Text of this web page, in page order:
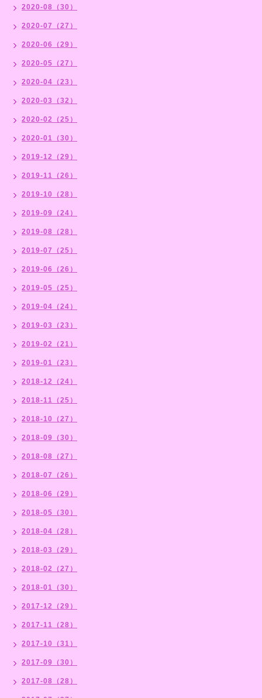
2020-08（30）
2020-07（27）
2020-06（29）
2020-05（27）
2020-04（23）
2020-03（32）
2020-02（25）
2020-01（30）
2019-12（29）
2019-11（26）
2019-10（28）
2019-09（24）
2019-08（28）
2019-07（25）
2019-06（26）
2019-05（25）
2019-04（24）
2019-03（23）
2019-02（21）
2019-01（23）
2018-12（24）
2018-11（25）
2018-10（27）
2018-09（30）
2018-08（27）
2018-07（26）
2018-06（29）
2018-05（30）
2018-04（28）
2018-03（29）
2018-02（27）
2018-01（30）
2017-12（29）
2017-11（28）
2017-10（31）
2017-09（30）
2017-08（28）